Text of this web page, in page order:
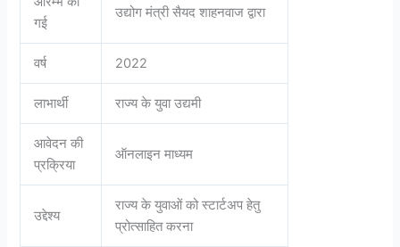
गई
उद्योग मंत्री सैयद शाहनवाज द्वारा
वर्ष 2022
लाभार्थी राज्य के युवा उद्यमी
आवेदन की
प्रक्रिया
ऑनलाइन माध्यम
उद्देश्य
राज्य के युवाओं को स्टार्टअप हेतु
प्रोत्साहित करना